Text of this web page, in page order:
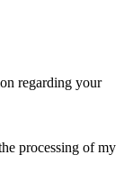
regarding your
processing of my